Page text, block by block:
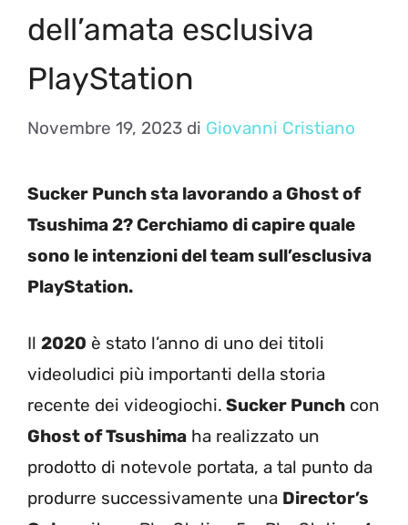
dell’amata esclusiva
PlayStation
Novembre 19, 2023 di Giovanni Cristiano
Sucker Punch sta lavorando a Ghost of
Tsushima 2? Cerchiamo di capire quale
sono le intenzioni del team sull’esclusiva
PlayStation.
Il 2020 è stato l’anno di uno dei titoli
videoludici più importanti della storia
recente dei videogiochi. Sucker Punch con
Ghost of Tsushima ha realizzato un
prodotto di notevole portata, a tal punto da
produrre successivamente una Director’s